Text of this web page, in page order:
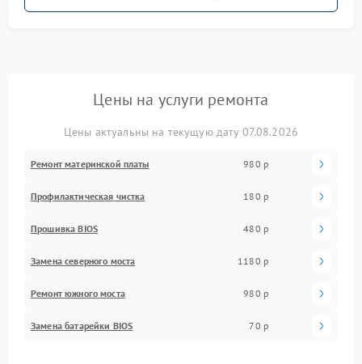
Цены на услуги ремонта
Цены актуальны на текущую дату 07.08.2026
Ремонт материнской платы 980 р
Профилактическая чистка 180 р
Прошивка BIOS 480 р
Замена северного моста 1180 р
Ремонт южного моста 980 р
Замена батарейки BIOS 70 р